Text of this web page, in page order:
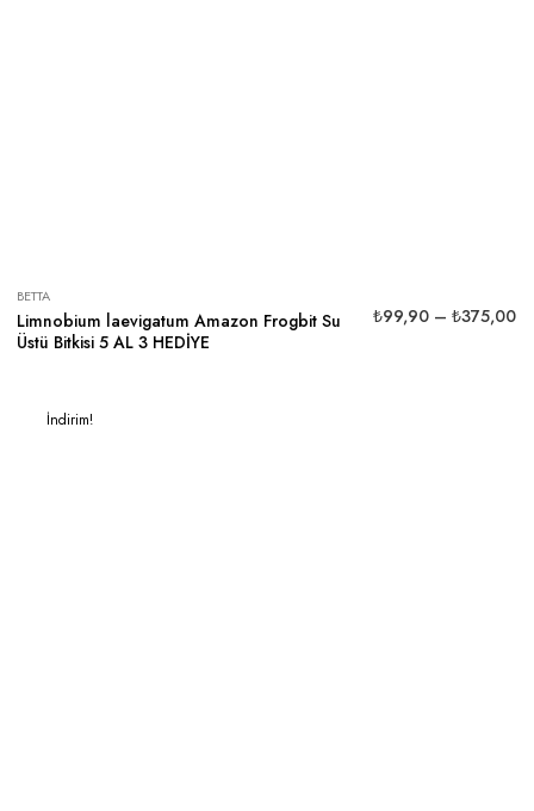
Limnobium laevigatum Amazon Frogbit Su
Üstü Bitkisi 5 AL 3 HEDİYE
BETTA
₺99,90 – ₺375,00
İndirim!